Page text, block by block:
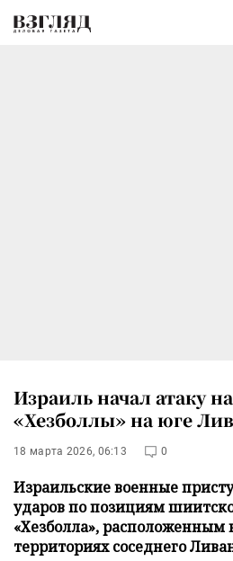
Израиль начал атаку
«Хезболлы» на юге
18 марта 2026, 06:13 0
Израильские военные
ударов по позициям
«Хезболла»,
территориях соседнего